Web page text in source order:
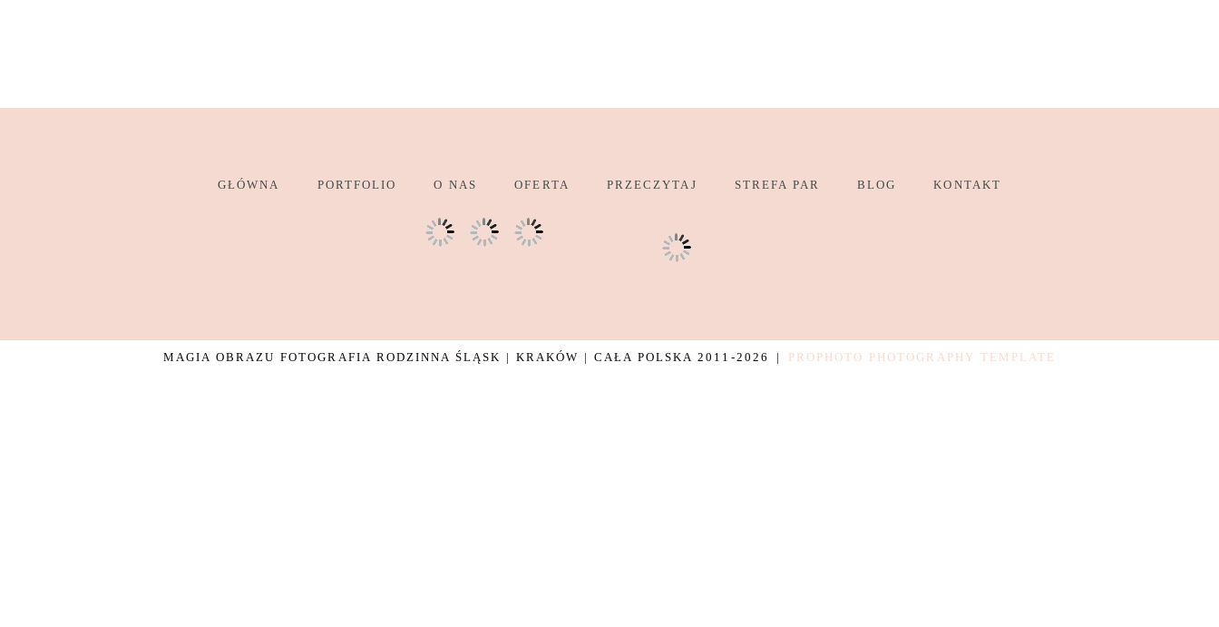
GŁÓWNA PORTFOLIO O NAS OFERTA PRZECZYTAJ STREFA PAR BLOG KONTAKT
MAGIA OBRAZU FOTOGRAFIA RODZINNA ŚLĄSK | KRAKÓW | CAŁA POLSKA 2011-2026 | PROPHOTO PHOTOGRAPHY TEMPLATE